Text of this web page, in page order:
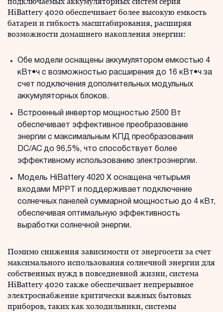
HiBattery 4020 обеспечивает более высокую емкость
батареи и гибкость масштабирования, расширяя
возможности домашнего накопления энергии:
Обе модели оснащены аккумулятором емкостью 4
кВт•ч с возможностью расширения до 16 кВт•ч за
счет подключения дополнительных модульных
аккумуляторных блоков.
Встроенный инвертор мощностью 2500 Вт
обеспечивает эффективное преобразование
энергии с максимальным КПД преобразования
DC/AC до 96,5%, что способствует более
эффективному использованию электроэнергии.
Модель HiBattery 4020 X оснащена четырьмя
входами MPPT и поддерживает подключение
солнечных панелей суммарной мощностью до 4 кВт,
обеспечивая оптимальную эффективность
выработки солнечной энергии.
Помимо снижения зависимости от энергосети за счет
максимального использования солнечной энергии для
собственных нужд в повседневной жизни, система
HiBattery 4020 также обеспечивает непрерывное
электроснабжение критически важных бытовых
приборов, таких как холодильники, системы